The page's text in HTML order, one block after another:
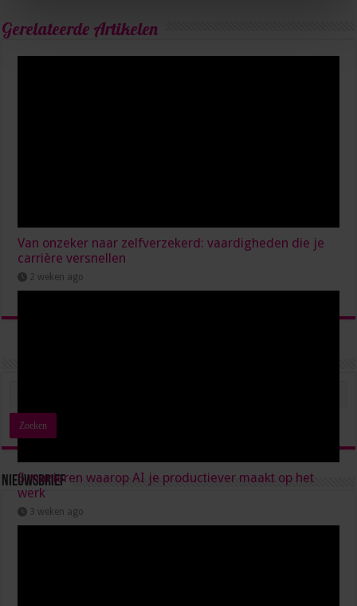
Gerelateerde Artikelen
Van onzeker naar zelfverzekerd: vaardigheden die je
carrière versnellen
2 weken ago
5 manieren waarop AI je productiever maakt op het
werk
3 weken ago
Nieuwsbrief